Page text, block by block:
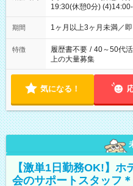
19:30(休憩0分)
ます
期間 1ヶ月以上3ヶ月未満／
特徴 履歴書不要 / 40～50代
上の大量募集
気になる！
【激単1日勤務OK!】
会のサポートスタッフ